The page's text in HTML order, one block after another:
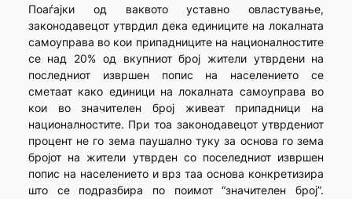
Поаѓајки од ваквото уставно овластување,
законодавецот утврдил дека единиците на локалната
самоуправа во кои припадниците на националностите
се над 20% од вкупниот број жители утврдени на
последниот извршен попис на населението се
сметаат како единици на локалната самоуправа во
кои во значителен број живеат припадници на
националностите. При тоа законодавецот утврдениот
процент не го зема паушално туку за основа го зема
бројот на жители утврден со поселедниот извршен
попис на населението и врз таа основа конкретизира
што се подразбира по поимот “значителен број”.